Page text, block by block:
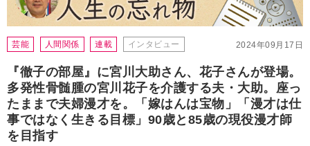
2024年09月17日
芸能 人間関係 連載 インタビュー
『徹子の部屋』に宮川大助さん、花子さんが登場。
多発性骨髄腫の宮川花子を介護する夫・大助。座っ
たままで夫婦漫才を。「嫁はんは宝物」「漫才は仕
事ではなく生きる目標」90歳と85歳の現役漫才師
を目指す